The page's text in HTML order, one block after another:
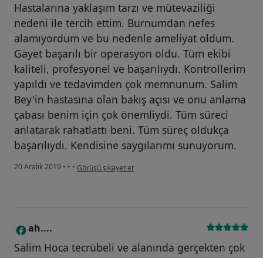
Hastalarına yaklaşım tarzı ve mütevaziliği
nedeni ile tercih ettim. Burnumdan nefes
alamıyordum ve bu nedenle ameliyat oldum.
Gayet başarılı bir operasyon oldu. Tüm ekibi
kaliteli, profesyonel ve başarılıydı. Kontrollerim
yapıldı ve tedavimden çok memnunum. Salim
Bey'in hastasına olan bakış açısı ve onu anlama
çabası benim için çok önemliydi. Tüm süreci
anlatarak rahatlattı beni. Tüm süreç oldukça
başarılıydı. Kendisine saygılarımı sunuyorum.
20 Aralık 2019 • • • kullanıcının görüşüne göre c.....
Görüşü şikayet et
A ah....
Salim Hoca tecrübeli ve alanında gerçekten çok